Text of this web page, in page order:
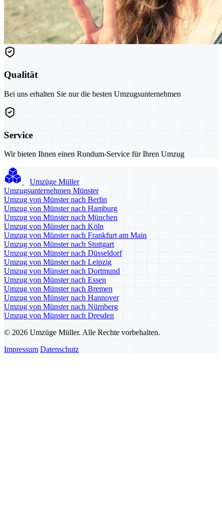
Qualität
Bei uns erhalten Sie nur die besten Umzugsunternehmen
Service
Wir bieten Ihnen einen Rundum-Service für Ihren Umzug
Umzüge Müller
Umzugsunternehmen Münster
Umzug von Münster nach Berlin
Umzug von Münster nach Hamburg
Umzug von Münster nach München
Umzug von Münster nach Köln
Umzug von Münster nach Frankfurt am Main
Umzug von Münster nach Stuttgart
Umzug von Münster nach Düsseldorf
Umzug von Münster nach Leipzig
Umzug von Münster nach Dortmund
Umzug von Münster nach Essen
Umzug von Münster nach Bremen
Umzug von Münster nach Hannover
Umzug von Münster nach Nürnberg
Umzug von Münster nach Dresden
© 2026 Umzüge Müller. Alle Rechte vorbehalten.
Impressum Datenschutz